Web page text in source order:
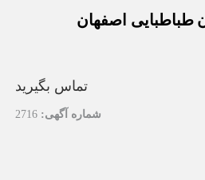
طباطبایی اصفهان
تماس بگیرید
شماره آگهی: 2716